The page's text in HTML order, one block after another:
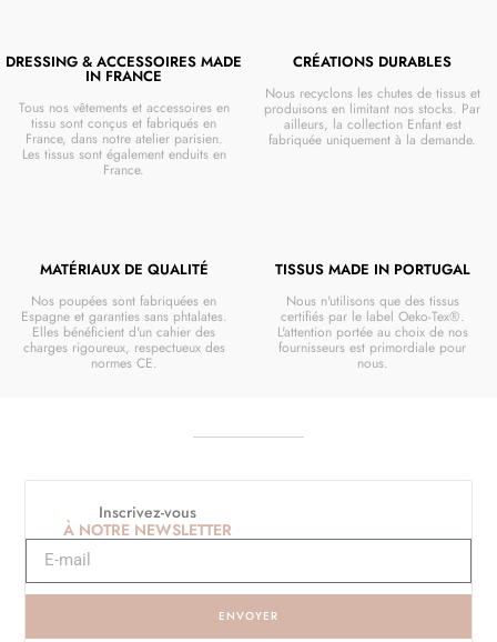
DRESSING & ACCESSOIRES MADE
IN FRANCE
Tous nos vêtements et accessoires en
tissu sont conçus et fabriqués en
France, dans notre atelier parisien.
Les tissus sont également enduits en
France.
CRÉATIONS DURABLES
Nous recyclons les chutes de tissus et
produisons en limitant nos stocks. Par
ailleurs, la collection Enfant est
fabriquée uniquement à la demande.
MATÉRIAUX DE QUALITÉ
Nos poupées sont fabriquées en
Espagne et garanties sans phtalates.
Elles bénéficient d'un cahier des
charges rigoureux, respectueux des
normes CE.
TISSUS MADE IN PORTUGAL
Nous n'utilisons que des tissus
certifiés par le label Oeko-Tex®.
L'attention portée au choix de nos
fournisseurs est primordiale pour
nous.
Inscrivez-vous
À NOTRE NEWSLETTER
ENVOYER